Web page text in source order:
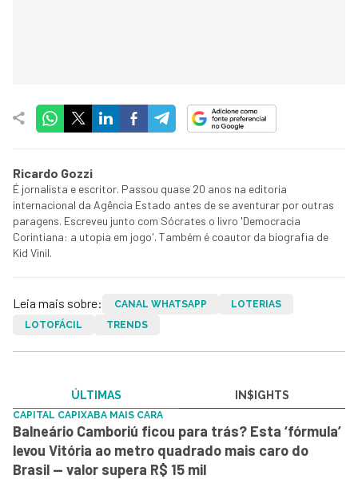
Ricardo Gozzi
É jornalista e escritor. Passou quase 20 anos na editoria
internacional da Agência Estado antes de se aventurar por outras
paragens. Escreveu junto com Sócrates o livro 'Democracia
Corintiana: a utopia em jogo'. Também é coautor da biografia de
Kid Vinil.
Leia mais sobre: CANAL WHATSAPP
LOTERIAS
LOTOFÁCIL
TRENDS
ÚLTIMAS IN$IGHTS
CAPITAL CAPIXABA MAIS CARA
Balneário Camboriú ficou para trás? Esta ‘fórmula’
levou Vitória ao metro quadrado mais caro do
Brasil — valor supera R$ 15 mil